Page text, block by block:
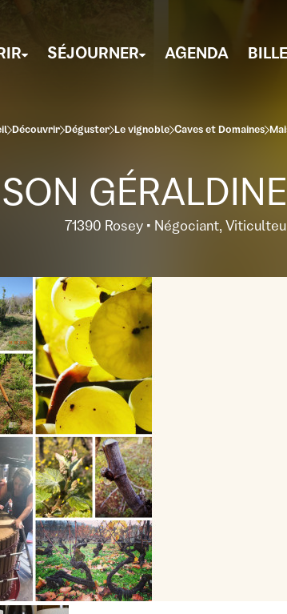
SÉJOURNER AGENDA
Découvrir Déguster Le vignoble Caves et Domaines
71390 Rosey • Négociant,